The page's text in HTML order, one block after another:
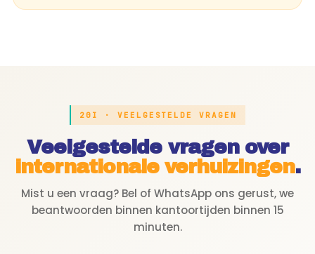
20I · VEELGESTELDE VRAGEN
Veelgestelde vragen over
internationale verhuizingen.
Mist u een vraag? Bel of WhatsApp ons gerust, we
beantwoorden binnen kantoortijden binnen 15
minuten.